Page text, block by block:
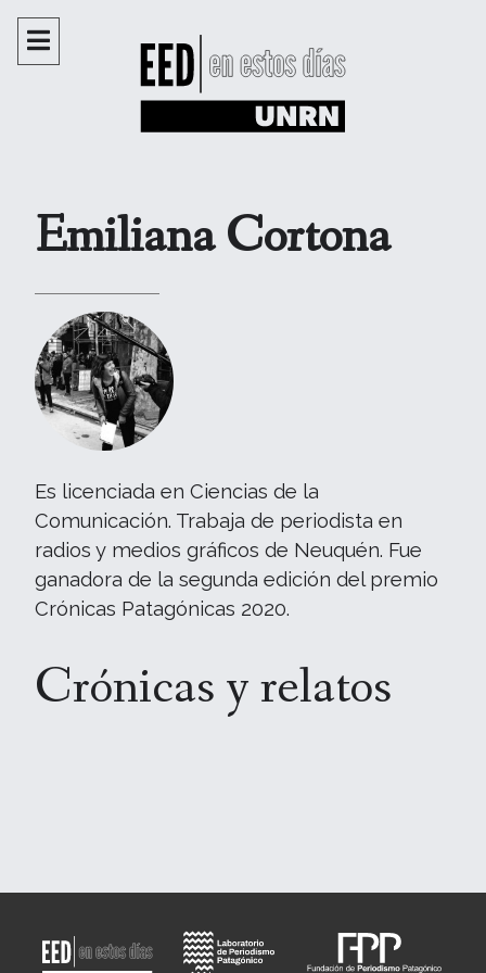
Emiliana Cortona
Es licenciada en Ciencias de la
Comunicación. Trabaja de periodista en
radios y medios gráficos de Neuquén. Fue
ganadora de la segunda edición del premio
Crónicas Patagónicas 2020.
Crónicas y relatos